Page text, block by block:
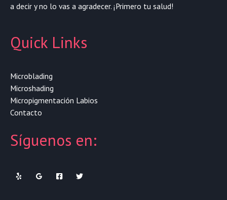
a decir y no lo vas a agradecer. ¡Primero tu salud!
Quick Links
Microblading
Microshading
Micropigmentación Labios
Contacto
Síguenos en: